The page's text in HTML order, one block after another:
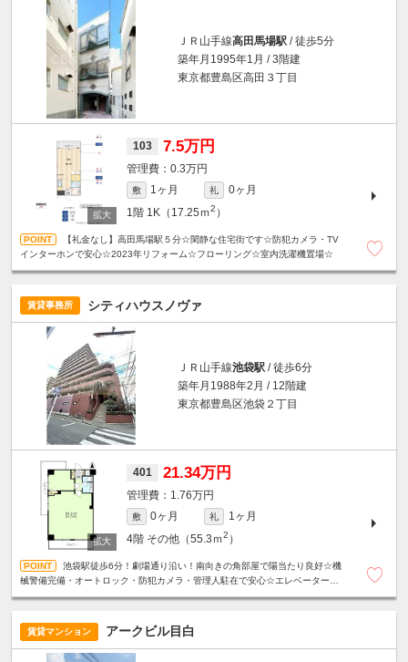
ＪＲ山手線高田馬場駅 / 徒歩5分
築年月1995年1月 / 3階建
東京都豊島区高田３丁目
103 7.5万円
0.3万円
敷 1ヶ月 礼
0ヶ月
1階 1K（17.25ｍ2 ）
【礼金なし】高田馬場駅５分☆閑静な住宅街です☆防犯カメラ・TV
インターホンで安心☆2023年リフォーム☆フローリング☆室内洗濯機置場☆
賃貸事務所 シティハウスノヴァ
ＪＲ山手線池袋駅 / 徒歩6分
築年月1988年2月 / 12階建
東京都豊島区池袋２丁目
401 21.34万円
1.76万円
敷 0ヶ月 礼
1ヶ月
4階 その他（55.3ｍ2 ）
池袋駅徒歩6分！劇場通り沿い！南向きの角部屋で陽当たり良好☆機
械警備完備・オートロック・防犯カメラ・管理人駐在で安心☆エレベーター☆
賃貸マンション アークビル目白